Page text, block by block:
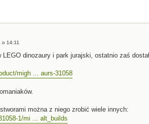
o 14:11
LEGO dinozaury i park jurajski, ostatnio zaś
migh ... aurs-31058
można z niego zrobić wiele innych:
1/mi ... alt_builds